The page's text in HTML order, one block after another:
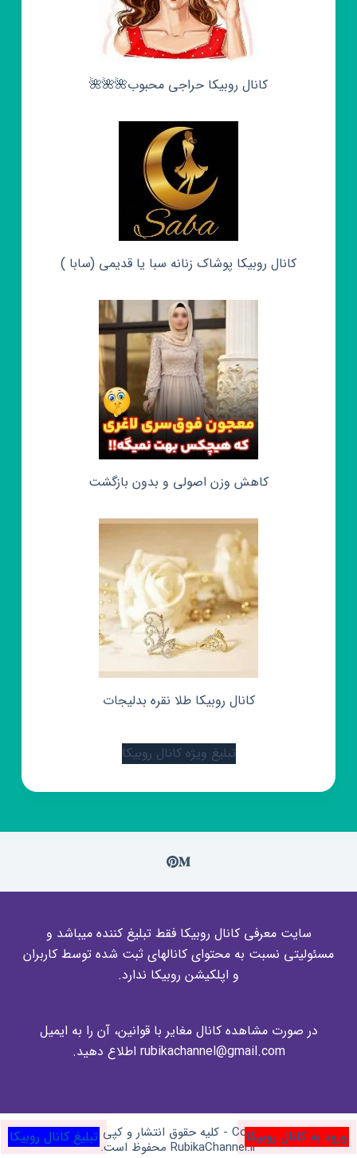
کانال روبیکا حراجی محبوب🌺🌺🌺
کانال روبیکا پوشاک زنانه سبا یا قدیمی (سابا )
کاهش وزن اصولی و بدون بازگشت
کانال روبیکا طلا نقره بدلیجات
تبلیغ ویژه کانال روبیکا
سایت معرفی کانال روبیکا فقط تبلیغ کننده میباشد و
مسئولیتی نسبت به محتوای کانالهای ثبت شده توسط کاربران
و اپلکیشن روبیکا ندارد.
در صورت مشاهده کانال مغایر با قوانین، آن را به ایمیل
rubikachannel@gmail.com اطلاع دهید.
Copyright © 2026 - کلیه حقوق انتشار و کپی برای وبسایت
RubikaChannel.ir محفوظ است.
ورود به کانال روبیکا تبلیغ کانال روبیکا